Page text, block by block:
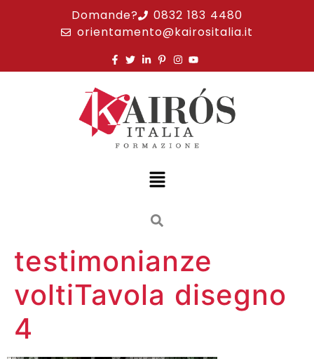
Domande?
0832 183 4480
orientamento@kairositalia.it
testimonianze
voltiTavola disegno
4